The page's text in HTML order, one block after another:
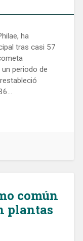
ha
tras casi 57
periodo de
común
plantas